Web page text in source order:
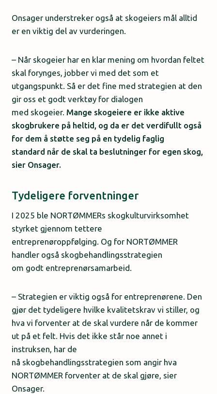
Onsager understreker også at skogeiers mål alltid
er en viktig del av vurderingen.
– Når skogeier har en klar mening om hvordan feltet
skal forynges, jobber vi med det som et
utgangspunkt. Så er det fine med strategien at den
gir oss et godt verktøy for dialogen
med skogeier. Mange skogeiere er ikke aktive
skogbrukere på heltid, og da er det verdifullt også
for dem å støtte seg på en tydelig faglig
standard når de skal ta beslutninger for egen skog,
sier Onsager.
Tydeligere forventninger
I 2025 ble NORTØMMERs skogkulturvirksomhet
styrket gjennom tettere
entreprenøroppfølging. Og for NORTØMMER
handler også skogbehandlingsstrategien
om godt entreprenørsamarbeid.
– Strategien er viktig også for entreprenørene. Den
gjør det tydeligere hvilke kvalitetskrav vi stiller, og
hva vi forventer at de skal vurdere når de kommer
ut på et felt. Hvis det ikke står noe annet i
instruksen, har de
nå skogbehandlingsstrategien som angir hva
NORTØMMER forventer at de skal gjøre, sier
Onsager.